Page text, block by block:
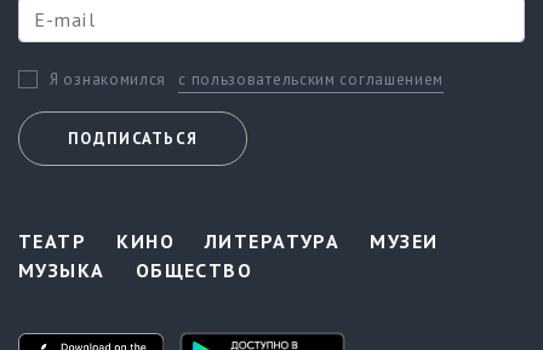
Я ознакомился с пользовательским соглашением
ПОДПИСАТЬСЯ
ТЕАТР КИНО ЛИТЕРАТУРА
МУЗЕИ
МУЗЫКА
ОБЩЕСТВО